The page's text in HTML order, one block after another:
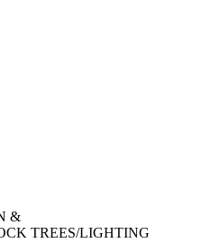
&
TREES/LIGHTING